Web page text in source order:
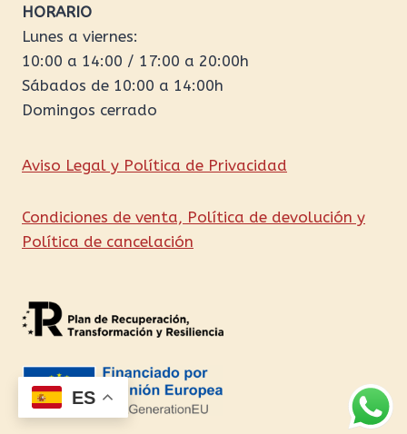
HORARIO
Lunes a viernes:
10:00 a 14:00 / 17:00 a 20:00h
Sábados de 10:00 a 14:00h
Domingos cerrado
Aviso Legal y Política de Privacidad
Condiciones de venta, Política de devolución y
Política de cancelación
ES